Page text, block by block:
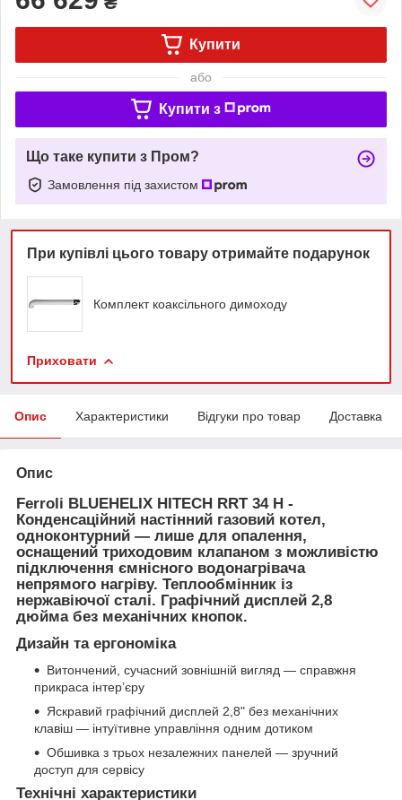
Купити
або
Купити з
Що таке купити з Пром?
Замовлення під захистом
При купівлі цього товару отримайте подарунок
Комплект коаксільного димоходу
Приховати
Опис Характеристики Відгуки про товар Доставка
Опис
Ferroli BLUEHELIX HITECH RRT 34 Н -
Конденсаційний настінний газовий котел,
одноконтурний — лише для опалення,
оснащений триходовим клапаном з можливістю
підключення ємнісного водонагрівача
непрямого нагріву. Теплообмінник із
нержавіючої сталі. Графічний дисплей 2,8
дюйма без механічних кнопок.
Дизайн та ергономіка
Витончений, сучасний зовнішній вигляд — справжня
прикраса інтер’єру
Яскравий графічний дисплей 2,8" без механічних
клавіш — інтуїтивне управління одним дотиком
Обшивка з трьох незалежних панелей — зручний
доступ для сервісу
Технічні характеристики